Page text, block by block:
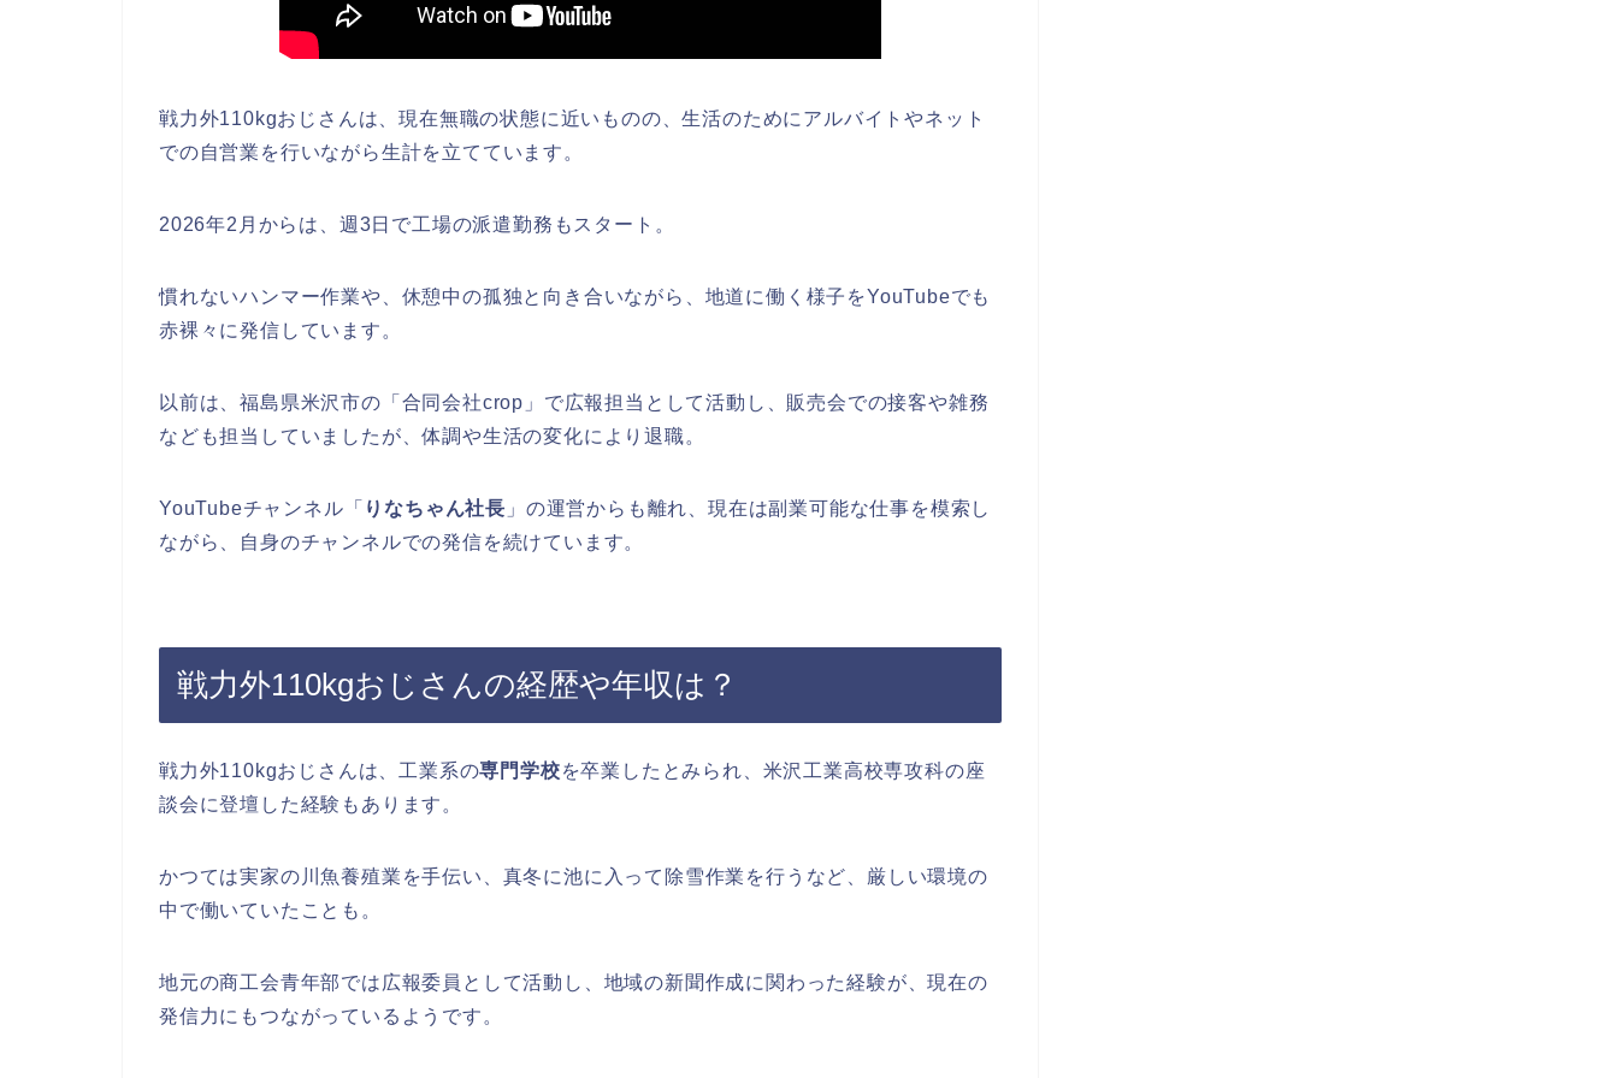
戦力外110kgおじさんは、現在無職の状態に近いものの、生活のためにアルバイトやネット
での自営業を行いながら生計を立てています。
2026年2月からは、週3日で工場の派遣勤務もスタート。
慣れないハンマー作業や、休憩中の孤独と向き合いながら、地道に働く様子をYouTubeでも
赤裸々に発信しています。
以前は、福島県米沢市の「合同会社crop」で広報担当として活動し、販売会での接客や雑務
なども担当していましたが、体調や生活の変化により退職。
YouTubeチャンネル「 りなちゃん社長 」の運営からも離れ、現在は副業可能な仕事を模索し
ながら、自身のチャンネルでの発信を続けています。
戦力外110kgおじさんの経歴や年収は？
戦力外110kgおじさんは、工業系の専門学校を卒業したとみられ、米沢工業高校専攻科の座
談会に登壇した経験もあります。
かつては実家の川魚養殖業を手伝い、真冬に池に入って除雪作業を行うなど、厳しい環境の
中で働いていたことも。
地元の商工会青年部では広報委員として活動し、地域の新聞作成に関わった経験が、現在の
発信力にもつながっているようです。